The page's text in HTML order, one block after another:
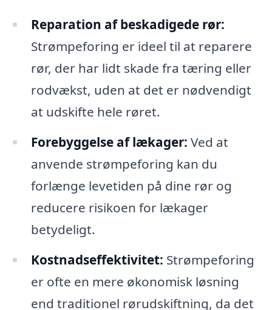
Reparation af beskadigede rør:
Strømpeforing er ideel til at reparere
rør, der har lidt skade fra tæring eller
rodvækst, uden at det er nødvendigt
at udskifte hele røret.
Forebyggelse af lækager: Ved at
anvende strømpeforing kan du
forlænge levetiden på dine rør og
reducere risikoen for lækager
betydeligt.
Kostnadseffektivitet: Strømpeforing
er ofte en mere økonomisk løsning
end traditionel rørudskiftning, da det